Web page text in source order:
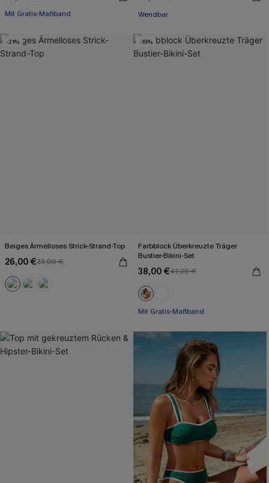
Separate Größen
Wendbar
-21%
Beiges Ärmelloses Strick-Strand-Top
26,00 €33,00 €
-19%
Farbblock Überkreuzte Träger
Bustier-Bikini-Set
38,00 €47,00 €
Mit Gratis-Maßband
Rüschen